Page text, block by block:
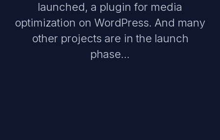
launched, a plugin for media
optimization on WordPress. And many
other projects are in the launch
phase…